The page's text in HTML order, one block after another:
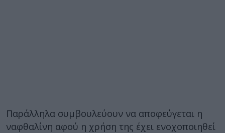
Παράλληλα συμβουλεύουν να αποφεύγεται η
ναφθαλίνη αφού η χρήση της έχει ενοχοποιηθεί